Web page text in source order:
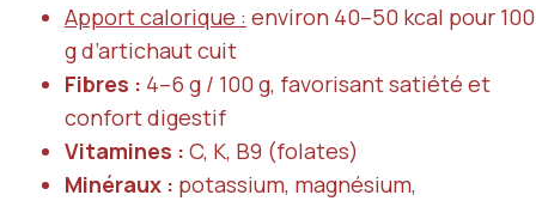
Apport calorique : environ 40–50 kcal pour 100
g d’artichaut cuit
Fibres : 4–6 g / 100 g, favorisant satiété et
confort digestif
Vitamines : C, K, B9 (folates)
Minéraux : potassium, magnésium,